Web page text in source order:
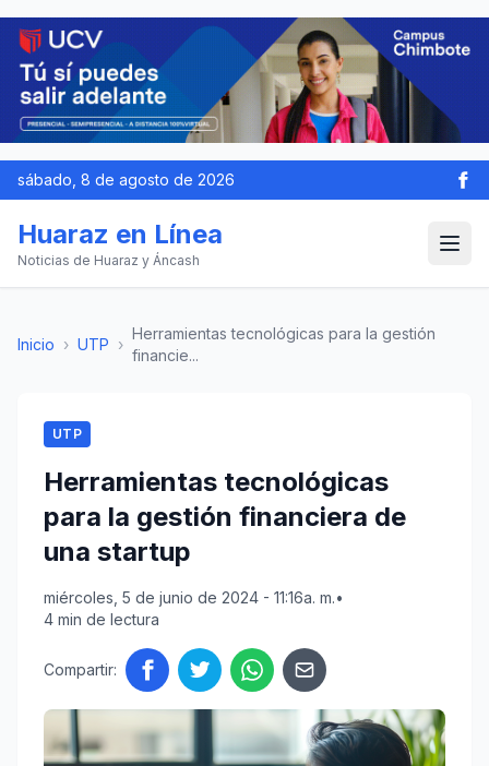
sábado, 8 de agosto de 2026
Huaraz en Línea
Noticias de Huaraz y Áncash
Inicio › UTP ›
Herramientas tecnológicas para la gestión
financie...
UTP
Herramientas tecnológicas
para la gestión financiera de
una startup
miércoles, 5 de junio de 2024 - 11:16a. m.•
4 min de lectura
Compartir: